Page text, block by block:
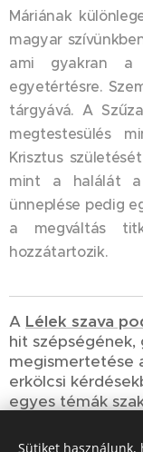
Máriának
magyar
ami gyakran a
egyetértésre.
tárgyává. A
megtestesülés
Krisztus
mint a halálát a
ünneplése pedig
a megváltás
hozzátartozik.
A Lélek szava
hit szépségének,
megismertetése
erkölcsi
egyes témák
Sütiket használunk,